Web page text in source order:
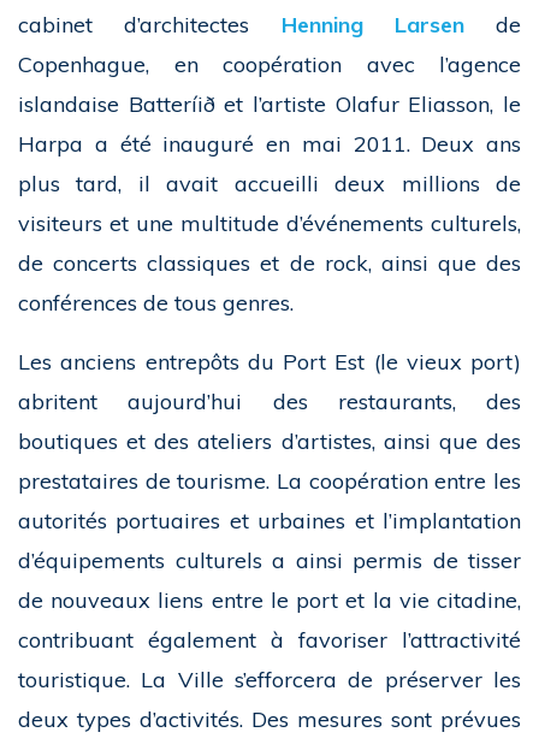
cabinet d’architectes Henning Larsen
de
Copenhague, en coopération avec l’agence
islandaise Batteríið et l’artiste Olafur Eliasson, le
Harpa a été inauguré en mai 2011. Deux ans
plus tard, il avait accueilli deux millions de
visiteurs et une multitude d’événements culturels,
de concerts classiques et de rock, ainsi que des
conférences de tous genres.
Les anciens entrepôts du Port Est (le vieux port)
abritent aujourd’hui des restaurants, des
boutiques et des ateliers d’artistes, ainsi que des
prestataires de tourisme. La coopération entre les
autorités portuaires et urbaines et l’implantation
d’équipements culturels a ainsi permis de tisser
de nouveaux liens entre le port et la vie citadine,
contribuant également à favoriser l’attractivité
touristique. La Ville s’efforcera de préserver les
deux types d’activités. Des mesures sont prévues